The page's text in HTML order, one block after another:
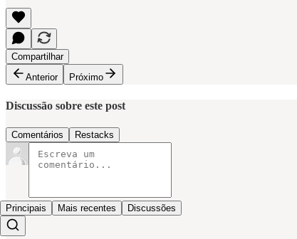
Compartilhar
Anterior
Próximo
Discussão sobre este post
Comentários Restacks
Principais Mais recentes Discussões